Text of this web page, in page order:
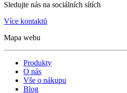
Sledujte nás na sociálních sítích
Více kontaktů
Mapa webu
Produkty
O nás
Vše o nákupu
Blog